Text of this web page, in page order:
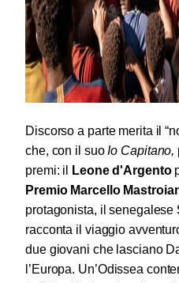
Discorso a parte merita il
che, con il suoIo Capitano,
premi: il
Leone d'Argento
Premio Marcello
protagonista, il senegalese
racconta il viaggio
due giovani che lasciano
l’Europa. Un’Odissea